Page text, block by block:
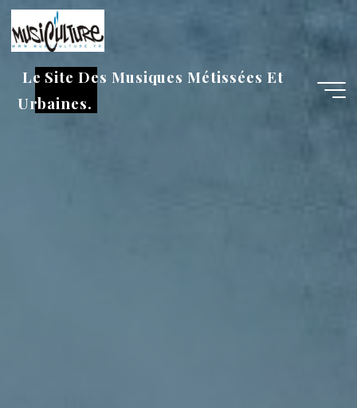
Aller
au
contenu
Le Site Des Musiques Métissées Et
Urbaines.